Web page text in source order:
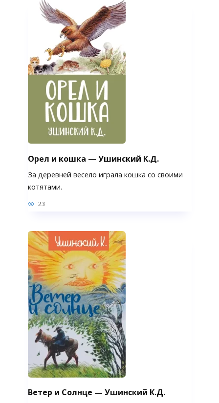
Орел и кошка — Ушинский К.Д.
За деревней весело играла кошка со своими
котятами.
23
Ветер и Солнце — Ушинский К.Д.